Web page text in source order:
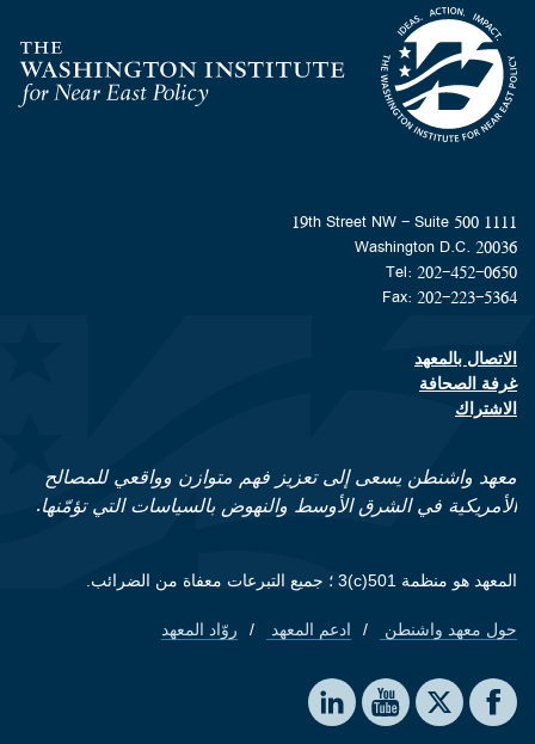
Homepage
1111 19th Street NW - Suite 500
Washington D.C. 20036
Tel: 202-452-0650
Fax: 202-223-5364
Footer contact links
الاتصال بالمعهد
غرفة الصحافة
الاشتراك
معهد واشنطن يسعى إلى تعزيز فهم متوازن وواقعي للمصالح
الأمريكية في الشرق الأوسط والنهوض بالسياسات التي تؤمّنها.
المعهد هو منظمة 501(c)3 ؛ جميع التبرعات معفاة من الضرائب.
Footer quick links
حول معهد واشنطن ادعم المعهد روّاد المعهد
Social media
The Washington Institute on Facebook
The Washington Institute on X
The Washington Institute on YouTube
The Washington Institute on LinkedIn